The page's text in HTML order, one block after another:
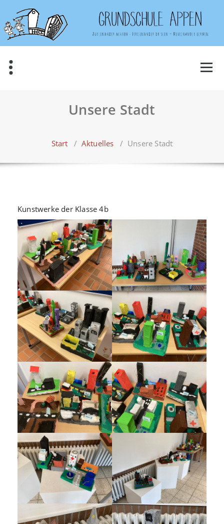
Inhalt
springen
Unsere Stadt
Start / Aktuelles / Unsere Stadt
Kunstwerke der Klasse 4b